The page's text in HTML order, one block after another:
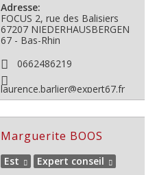
Adresse:
FOCUS 2, rue des Balisiers
67207 NIEDERHAUSBERGEN
67 - Bas-Rhin
0662486219
laurence.barlier@expert67.fr
Marguerite BOOS
Est
Expert conseil